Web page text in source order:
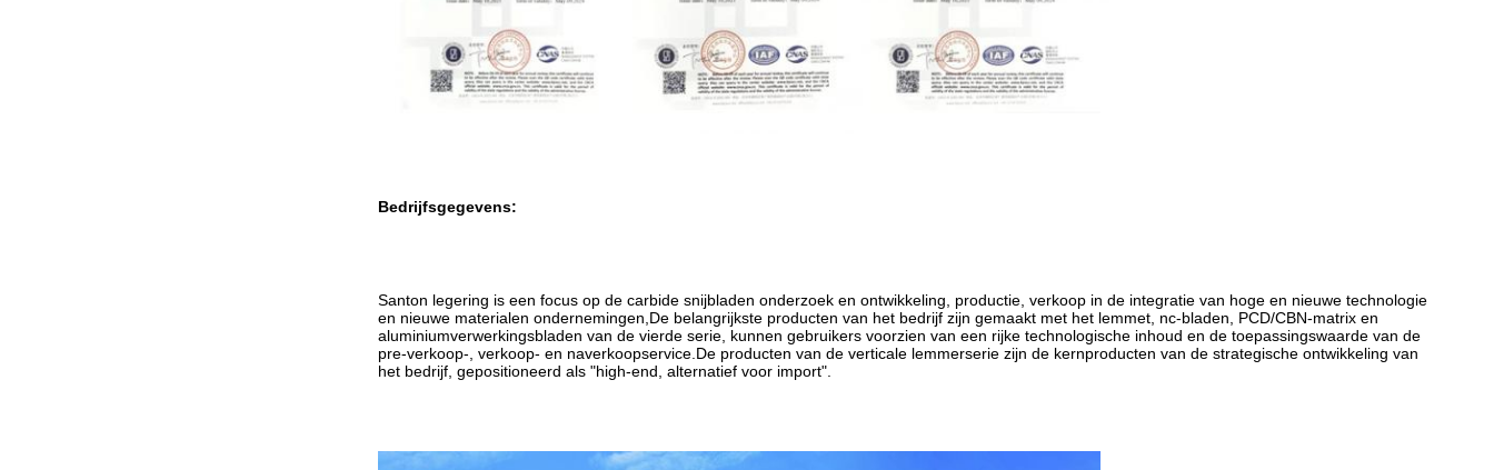
Bedrijfsgegevens:
Santon legering is een focus op de carbide snijbladen onderzoek en ontwikkeling, productie, verkoop in de integratie van hoge en nieuwe technologie
en nieuwe materialen ondernemingen,De belangrijkste producten van het bedrijf zijn gemaakt met het lemmet, nc-bladen, PCD/CBN-matrix en
aluminiumverwerkingsbladen van de vierde serie, kunnen gebruikers voorzien van een rijke technologische inhoud en de toepassingswaarde van de
pre-verkoop-, verkoop- en naverkoopservice.De producten van de verticale lemmerserie zijn de kernproducten van de strategische ontwikkeling van
het bedrijf, gepositioneerd als "high-end, alternatief voor import".